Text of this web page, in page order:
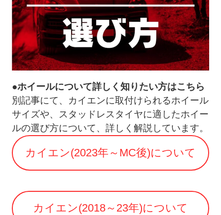
●ホイールについて詳しく知りたい方はこちら
別記事にて、カイエンに取付けられるホイール
サイズや、スタッドレスタイヤに適したホイー
ルの選び方について、詳しく解説しています。
カイエン(2023年～MC後)について
カイエン(2018～23年)について